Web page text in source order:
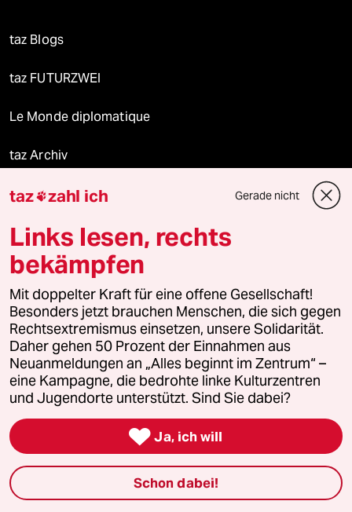
taz Blogs
taz FUTURZWEI
Le Monde diplomatique
taz Archiv
Mehr taz Angebote
Reisen
Kantine
Shop
Anzeigen
Fragen & Hilfe
taz zahl ich Gerade nicht
Links lesen, rechts
bekämpfen
Mit doppelter Kraft für eine offene Gesellschaft!
Besonders jetzt brauchen Menschen, die sich gegen
Rechtsextremismus einsetzen, unsere Solidarität.
Daher gehen 50 Prozent der Einnahmen aus
Neuanmeldungen an „Alles beginnt im Zentrum“ –
eine Kampagne, die bedrohte linke Kulturzentren
und Jugendorte unterstützt. Sind Sie dabei?
 Ja, ich will
Schon dabei!